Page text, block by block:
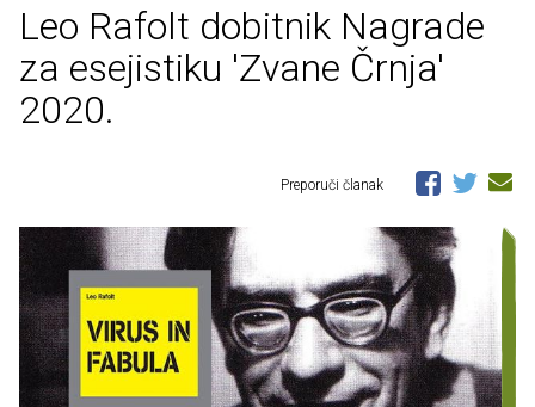
Leo Rafolt dobitnik Nagrade
za esejistiku 'Zvane Črnja'
2020.
Preporuči članak